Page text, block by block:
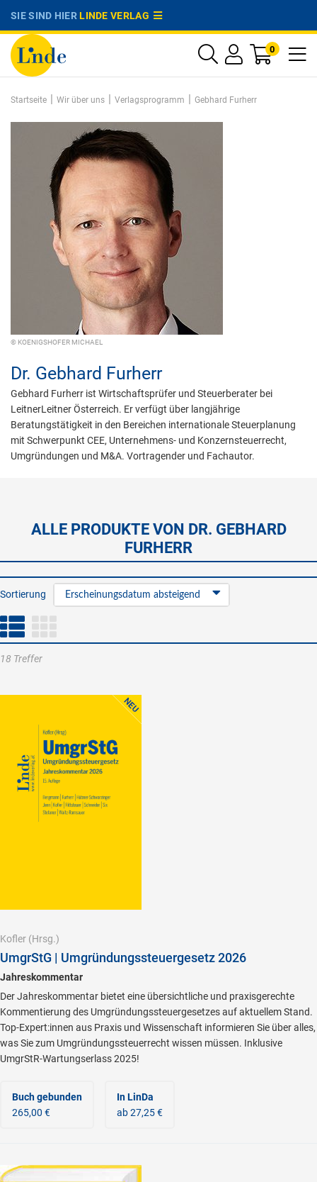
SIE SIND HIERLINDE VERLAG
0
Startseite | Wir über uns | Verlagsprogramm | Gebhard Furherr
© KOENIGSHOFER MICHAEL
Dr. Gebhard Furherr
Gebhard Furherr ist Wirtschaftsprüfer und Steuerberater bei
LeitnerLeitner Österreich. Er verfügt über langjährige
Beratungstätigkeit in den Bereichen internationale Steuerplanung
mit Schwerpunkt CEE, Unternehmens- und Konzernsteuerrecht,
Umgründungen und M&A. Vortragender und Fachautor.
ALLE PRODUKTE VON DR. GEBHARD
FURHERR
Sortierung Erscheinungsdatum absteigend
18 Treffer
Kofler (Hrsg.)
UmgrStG | Umgründungssteuergesetz 2026
Jahreskommentar
Der Jahreskommentar bietet eine übersichtliche und praxisgerechte
Kommentierung des Umgründungssteuergesetzes auf aktuellem Stand.
Top-Expert:innen aus Praxis und Wissenschaft informieren Sie über alles,
was Sie zum Umgründungssteuerrecht wissen müssen. Inklusive
UmgrStR-Wartungserlass 2025!
Buch gebunden
265,00 €
In LinDa
ab 27,25 €